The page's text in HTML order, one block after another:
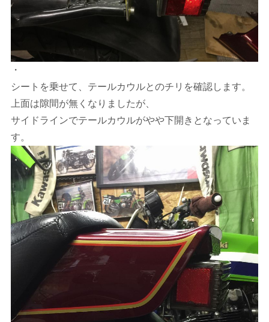
・
シートを乗せて、テールカウルとのチリを確認します。
上面は隙間が無くなりましたが、
サイドラインでテールカウルがやや下開きとなっていま
す。